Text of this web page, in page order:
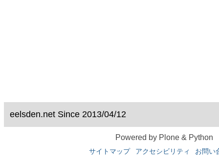
eelsden.net Since 2013/04/12
Powered by Plone & Python
サイトマップ アクセシビリティ お問い